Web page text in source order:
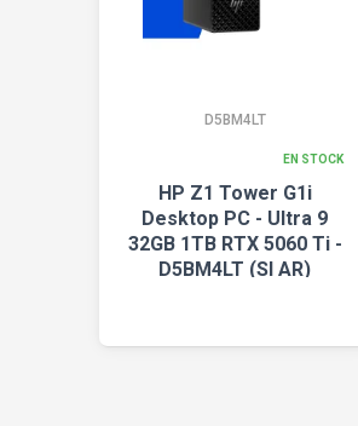
D5BM4LT
EN STOCK
HP Z1 Tower G1i
Desktop PC - Ultra 9
32GB 1TB RTX 5060 Ti -
D5BM4LT (SI AR)